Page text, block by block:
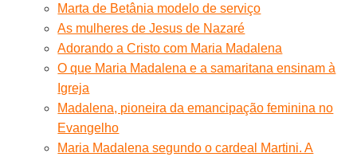
Marta de Betânia modelo de serviço
As mulheres de Jesus de Nazaré
Adorando a Cristo com Maria Madalena
O que Maria Madalena e a samaritana ensinam à
Igreja
Madalena, pioneira da emancipação feminina no
Evangelho
Maria Madalena segundo o cardeal Martini. A